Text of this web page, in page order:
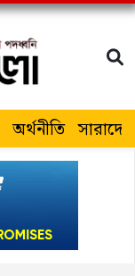
অর্থনীতি সারাদেশ